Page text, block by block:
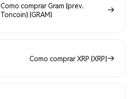
Como comprar Gram (prev.
Toncoin) (GRAM)
Como comprar XRP (XRP)